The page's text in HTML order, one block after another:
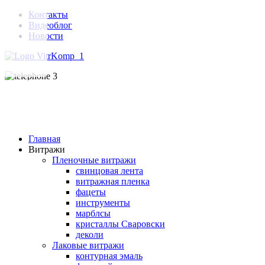
Контакты
Видеоблог
Новости
Главная
Витражи
Пленочные витражи
свинцовая лента
витражная пленка
фацеты
инструменты
марблсы
кристаллы Сваровски
деколи
Лаковые витражи
контурная эмаль